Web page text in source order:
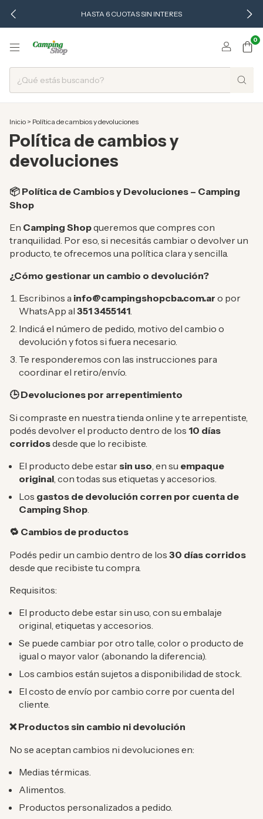
HASTA 6 CUOTAS SIN INTERES
0
Inicio > Política de cambios y devoluciones
Política de cambios y
devoluciones
📦 Política de Cambios y Devoluciones – Camping
Shop
En Camping Shopqueremos que compres con
tranquilidad. Por eso, si necesitás cambiar o devolver un
producto, te ofrecemos una política clara y sencilla.
¿Cómo gestionar un cambio o devolución?
Escribinos a info@campingshopcba.com.ar o por
WhatsApp al 351 3455141.
Indicá el número de pedido, motivo del cambio o
devolución y fotos si fuera necesario.
Te responderemos con las instrucciones para
coordinar el retiro/envío.
🕒Devoluciones por arrepentimiento
Si compraste en nuestra tienda online y te arrepentiste,
podés devolver el producto dentro de los 10 días
corridosdesde que lo recibiste.
El producto debe estarsin uso, en su empaque
original, con todas sus etiquetas y accesorios.
Los gastos de devolución corren por cuenta de
Camping Shop.
🔁 Cambios de productos
Podés pedir un cambio dentro de los 30 días corridos
desde que recibiste tu compra.
Requisitos:
El producto debe estar sin uso, con su embalaje
original, etiquetas y accesorios.
Se puede cambiar por otro talle, color o producto de
igual o mayor valor (abonando la diferencia).
Los cambios están sujetos a disponibilidad de stock.
El costo de envío por cambio corre por cuenta del
cliente.
❌Productos sin cambio ni devolución
No se aceptan cambios ni devoluciones en:
Medias térmicas.
Alimentos.
Productos personalizados a pedido.